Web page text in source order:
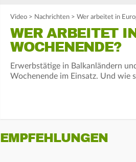
Video > Nachrichten > Wer arbeitet in
WER ARBEITET
WOCHENENDE?
Erwerbstätige in Balkanländern
Wochenende im Einsatz. Und wie
EMPFEHLUNGEN